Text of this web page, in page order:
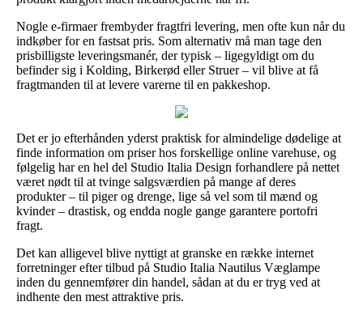
Nogle e-firmaer frembyder fragtfri levering, men ofte kun når du
indkøber for en fastsat pris. Som alternativ må man tage den
prisbilligste leveringsmanér, der typisk – ligegyldigt om du
befinder sig i Kolding, Birkerød eller Struer – vil blive at få
fragtmanden til at levere varerne til en pakkeshop.
Det er jo efterhånden yderst praktisk for almindelige dødelige at
finde information om priser hos forskellige online varehuse, og
følgelig har en hel del Studio Italia Design forhandlere på nettet
været nødt til at tvinge salgsværdien på mange af deres
produkter – til piger og drenge, lige så vel som til mænd og
kvinder – drastisk, og endda nogle gange garantere portofri
fragt.
Det kan alligevel blive nyttigt at granske en række internet
forretninger efter tilbud på Studio Italia Nautilus Væglampe
inden du gennemfører din handel, sådan at du er tryg ved at
indhente den mest attraktive pris.